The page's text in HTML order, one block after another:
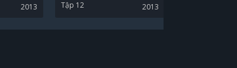
2013 Tập 12 2013